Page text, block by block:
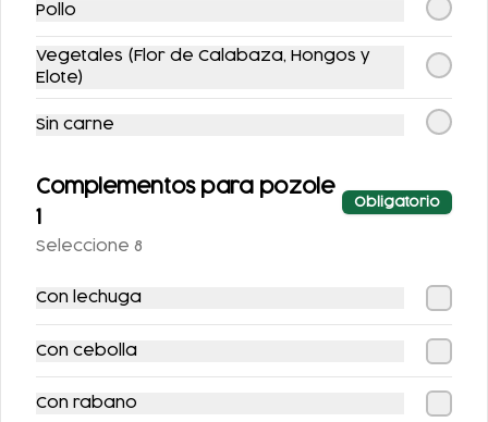
Acumula Puntoños
Regístrate, gana puntos con tus
compras y canjealos por
Únete
Nuevos y Promociones
especiales
Pollo
Vegetales (Flor de Calabaza, Hongos y
Elote)
Sin carne
Complementos para pozole
1
Obligatorio
Seleccione 8
Con lechuga
Con cebolla
Con rabano